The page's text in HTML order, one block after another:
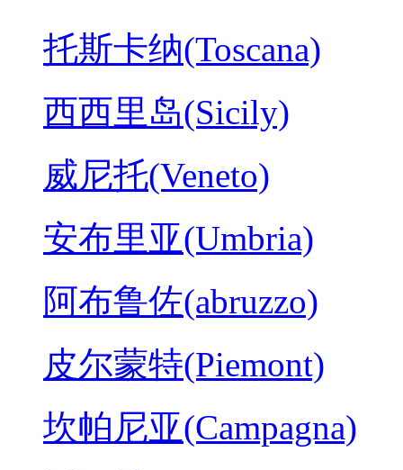
托斯卡纳(Toscana)
西西里岛(Sicily)
威尼托(Veneto)
安布里亚(Umbria)
阿布鲁佐(abruzzo)
皮尔蒙特(Piemont)
坎帕尼亚(Campagna)